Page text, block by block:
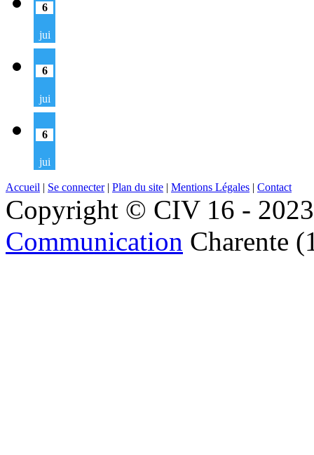
6
jui
6
jui
6
jui
Accueil | Se connecter| Plan du site | Mentions Légales | Contact
Copyright © CIV 16 -
Communication Charente